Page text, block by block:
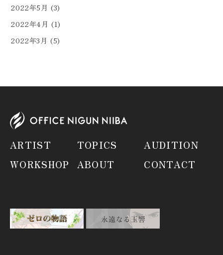
2022年5月 (3)
2022年4月 (1)
2022年3月 (5)
ARTIST TOPICS
AUDITION
WORKSHOP
ABOUT CONTACT